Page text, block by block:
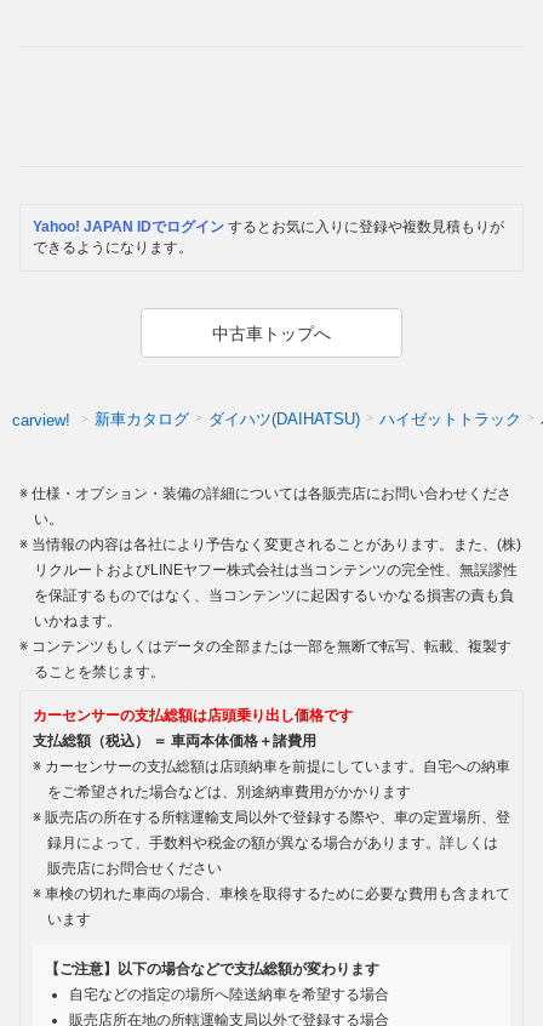
Yahoo! JAPAN IDでログイン するとお気に入りに登録や複数見積もりが
できるようになります。
中古車トップへ
carview! 新車カタログ ダイハツ(DAIHATSU) ハイゼットトラック
仕様・オプション・装備の詳細については各販売店にお問い合わせくださ
い。
当情報の内容は各社により予告なく変更されることがあります。また、(株)
リクルートおよびLINEヤフー株式会社は当コンテンツの完全性、無誤謬性
を保証するものではなく、当コンテンツに起因するいかなる損害の責も負
いかねます。
コンテンツもしくはデータの全部または一部を無断で転写、転載、複製す
ることを禁じます。
カーセンサーの支払総額は店頭乗り出し価格です
支払総額（税込） ＝ 車両本体価格＋諸費用
カーセンサーの支払総額は店頭納車を前提にしています。自宅への納車
をご希望された場合などは、別途納車費用がかかります
販売店の所在する所轄運輸支局以外で登録する際や、車の定置場所、登
録月によって、手数料や税金の額が異なる場合があります。詳しくは
販売店にお問合せください
車検の切れた車両の場合、車検を取得するために必要な費用も含まれて
います
【ご注意】以下の場合などで支払総額が変わります
自宅などの指定の場所へ陸送納車を希望する場合
販売店所在地の所轄運輸支局以外で登録する場合